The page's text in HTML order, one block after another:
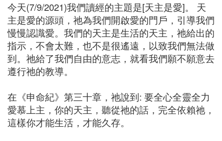
今天(7/9/2021)我們讀經的主題是[天主是愛]。 天
主是愛的源頭，祂為我們開啟愛的門戶，引導我們
慢慢認識愛。我們的天主是生活的天主，祂給出的
指示，不會太難，也不是很遙遠，以致我們無法做
到。祂給了我們自由的意志，就看我們願不願意去
遵行祂的教導。
在《申命紀》第三十章，祂說到: 要全心全靈全力
愛慕上主，你的天主，聽從祂的話，完全依賴祂，
這樣你才能生活，才能久存。